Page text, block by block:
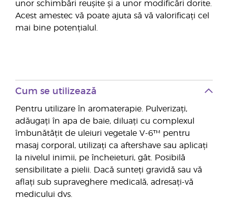
unor schimbări reușite și a unor modificări dorite.
Acest amestec vă poate ajuta să vă valorificați cel
mai bine potențialul.
Cum se utilizează
Pentru utilizare în aromaterapie. Pulverizați,
adăugați în apa de baie, diluați cu complexul
îmbunătățit de uleiuri vegetale V-6™ pentru
masaj corporal, utilizați ca aftershave sau aplicați
la nivelul inimii, pe încheieturi, gât. Posibilă
sensibilitate a pielii. Dacă sunteți gravidă sau vă
aflați sub supraveghere medicală, adresați-vă
medicului dvs.